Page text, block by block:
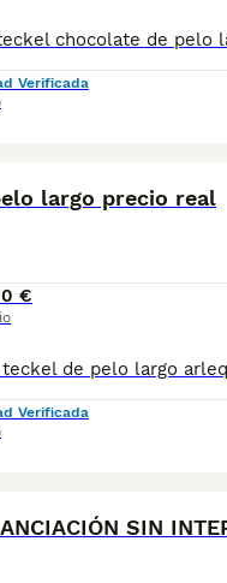
Verificada
largo precio real
€
Verificada
SIN